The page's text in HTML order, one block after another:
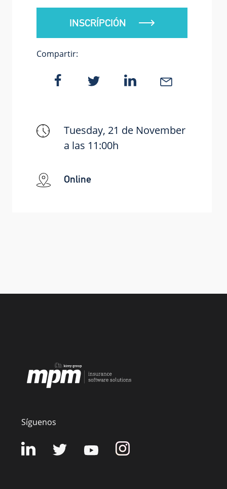
INSCRÍPCIÓN
Compartir:
Tuesday, 21 de November
a las 11:00h
Online
Síguenos